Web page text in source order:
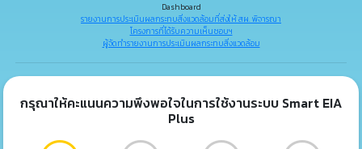
Dashboard
รายงานการประเมินผลกระทบสิ่งแวดล้อมที่ส่งให้ สผ. พิจารณา
โครงการที่ได้รับความเห็นชอบฯ
ผู้จัดทำรายงานการประเมินผลกระทบสิ่งแวดล้อม
กรุณาให้คะแนนความพึงพอใจในการใช้งานระบบ Smart EIA
Plus